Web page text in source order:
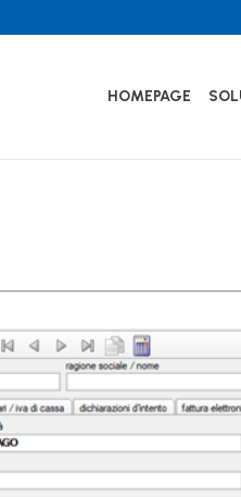
HOMEPAGE